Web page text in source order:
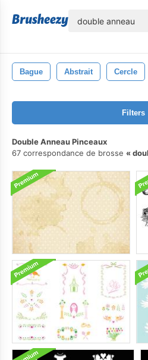
Bague Abstrait Cercle
Filters
Double Anneau Pinceaux
67 correspondance de brosse